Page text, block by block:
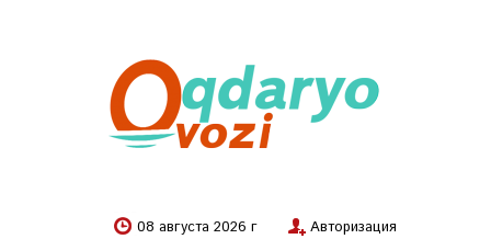
08 августа 2026 г Авторизация